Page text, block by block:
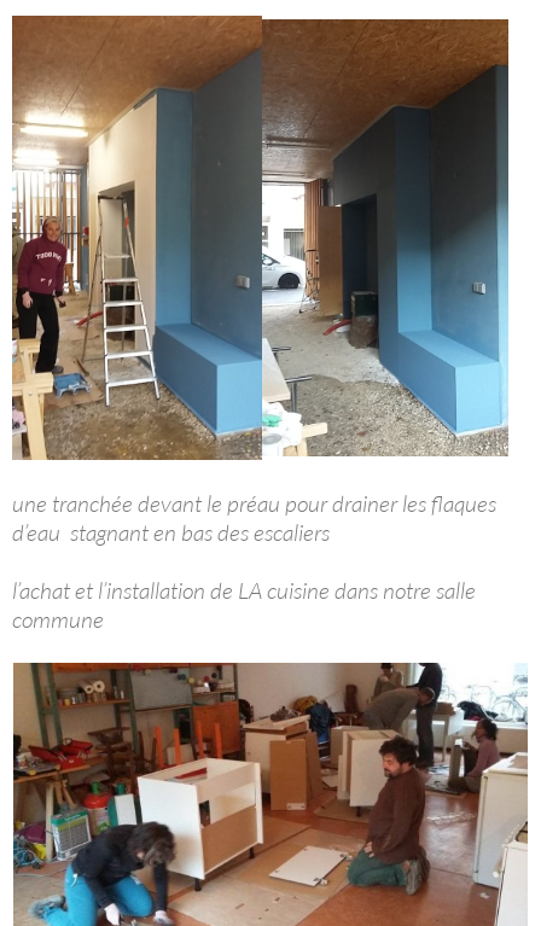
une tranchée devant le préau pour drainer les flaques
d’eau stagnant en bas des escaliers
l’achat et l’installation de LA cuisine dans notre salle
commune